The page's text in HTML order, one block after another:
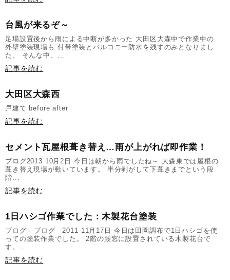
台風が来るぞ～
足場設置後から雨による中断が多かった 大田区大森中で作業中の
外壁塗装現場も 付帯塗装とバルコニー防水を残すのみとなりまし
た。 そんな中、...
記事を読む
大田区大森西
戸建て before after
記事を読む
セメント瓦屋根葺き替え…雨が上がれば即作業！
ブログ2013 10月2日 今日は朝から雨でしたね～ 大森東では屋根の
葺き替え現場が動いています。 半分剥がして下葺きまでという段
階...
記事を読む
1日ハシゴ作業でした：木製花台塗装
ブログ · ブログ 2011 11月17日 今日は田園調布で1日ハシゴを使
っての塗装作業でした。 2階の腰窓に設置されている木製花台で
す。...
記事を読む